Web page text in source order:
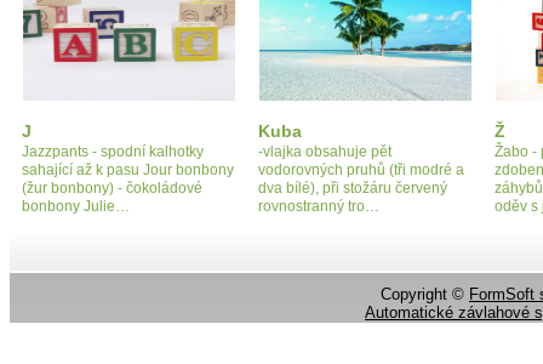
J
Jazzpants - spodní kalhotky
sahající až k pasu Jour bonbony
(žur bonbony) - čokoládové
bonbony Julie…
Kuba
-vlajka obsahuje pět
vodorovných pruhů (tři modré a
dva bílé), při stožáru červený
rovnostranný tro…
Ž
Žabo -
oděv
Copyright © FormSoft
Automatické závlahové